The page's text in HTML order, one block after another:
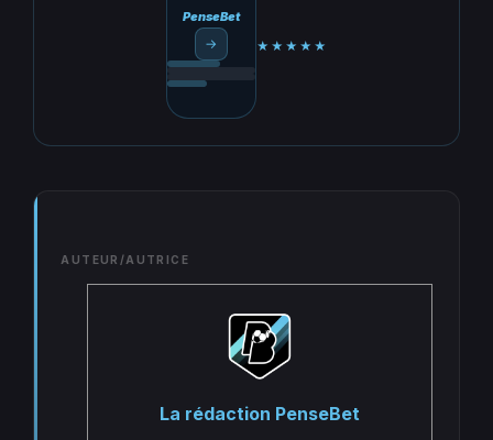
PenseBet
→ ★★★★★
AUTEUR/AUTRICE
La rédaction PenseBet